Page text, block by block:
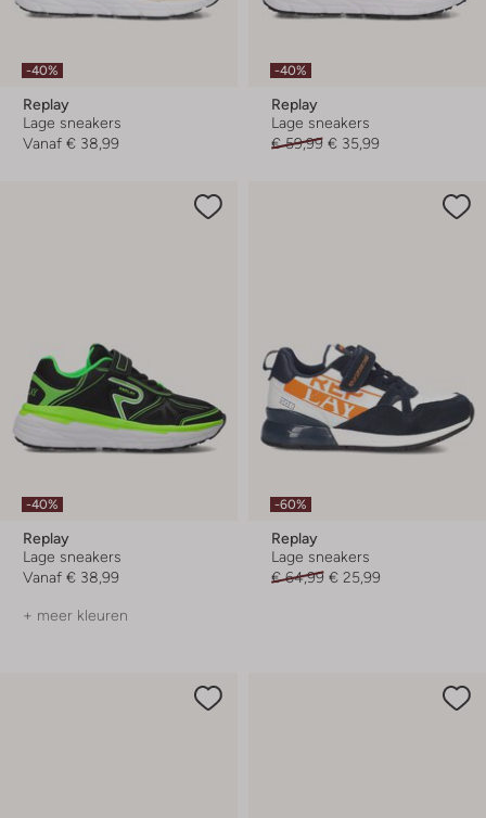
-40%
Replay
Lage sneakers
Vanaf € 38,99
-40%
Replay
Lage sneakers
€ 59,99 € 35,99
-40%
Replay
Lage sneakers
Vanaf € 38,99
+ meer kleuren
-60%
Replay
Lage sneakers
€ 64,99 € 25,99